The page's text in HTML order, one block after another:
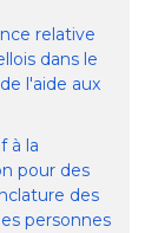
relative
dans le
l'aide aux
à la
pour des
des
personnes